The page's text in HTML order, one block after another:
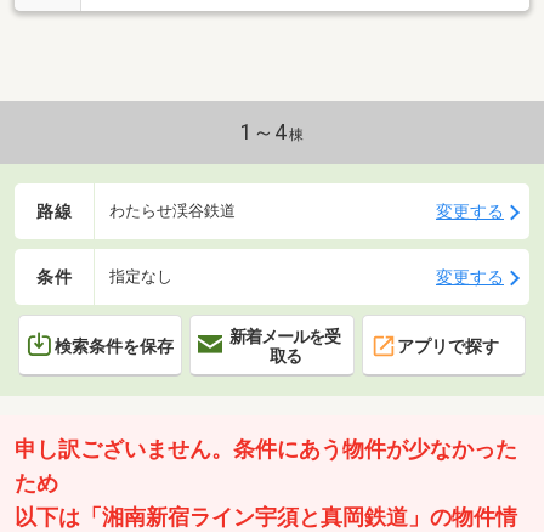
1～4棟
路線 わたらせ渓谷鉄道 変更する
条件 指定なし 変更する
検索条件を保存
新着メールを受
取る
アプリで探す
申し訳ございません。条件にあう物件が少なかった
ため
以下は「湘南新宿ライン宇須と真岡鉄道」の物件情